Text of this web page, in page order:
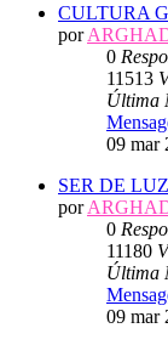
CULTURA
por
0
11513
Última
09 mar
SER DE
por
0
11180
Última
09 mar